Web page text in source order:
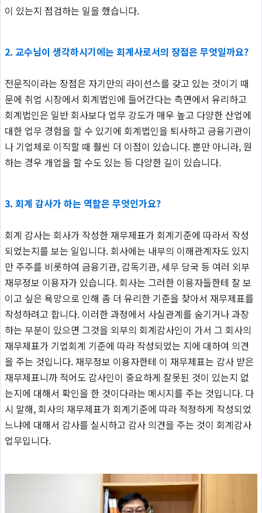
이 있는지 점검하는 일을 했습니다.
2. 교수님이 생각하시기에는 회계사로서의 장점은 무엇일까요?
전문직이라는 장점은 자기만의 라이선스를 갖고 있는 것이기 때
문에 취업 시장에서 회계법인에 들어간다는 측면에서 유리하고
회계법인은 일반 회사보다 업무 강도가 매우 높고 다양한 산업에
대한 업무 경험을 할 수 있기에 회계법인을 퇴사하고 금융기관이
나 기업체로 이직할 때 훨씬 더 이점이 있습니다. 뿐만 아니라, 원
하는 경우 개업을 할 수도 있는 등 다양한 길이 있습니다.
3. 회계 감사가 하는 역할은 무엇인가요?
회계 감사는 회사가 작성한 재무제표가 회계기준에 따라서 작성
되었는지를 보는 일입니다. 회사에는 내부의 이해관계자도 있지
만 주주를 비롯하여 금융기관, 감독기관, 세무 당국 등 여러 외부
재무정보 이용자가 있습니다. 회사는 그러한 이용자들한테 잘 보
이고 싶은 욕망으로 인해 좀 더 유리한 기준을 찾아서 재무제표를
작성하려고 합니다. 이러한 과정에서 사실관계를 숨기거나 과장
하는 부분이 있으면 그것을 외부의 회계감사인이 가서 그 회사의
재무제표가 기업회계 기준에 따라 작성되었는 지에 대하여 의견
을 주는 것입니다. 재무정보 이용자한테 이 재무제표는 감사 받은
재무제표니까 적어도 감사인이 중요하게 잘못된 것이 있는지 없
는지에 대해서 확인을 한 것이다라는 메시지를 주는 것입니다. 다
시 말해, 회사의 재무제표가 회계기준에 따라 적정하게 작성되었
느냐에 대해서 감사를 실시하고 감사 의견을 주는 것이 회계감사
업무입니다.